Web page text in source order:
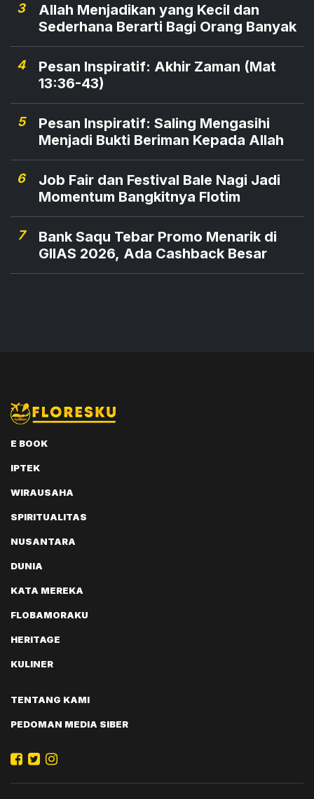
3
Allah Menjadikan yang Kecil dan
Sederhana Berarti Bagi Orang Banyak
4
Pesan Inspiratif: Akhir Zaman (Mat
13:36-43)
5
Pesan Inspiratif: Saling Mengasihi
Menjadi Bukti Beriman Kepada Allah
6
Job Fair dan Festival Bale Nagi Jadi
Momentum Bangkitnya Flotim
7
Bank Saqu Tebar Promo Menarik di
GIIAS 2026, Ada Cashback Besar
E BOOK
IPTEK
WIRAUSAHA
SPIRITUALITAS
NUSANTARA
DUNIA
KATA MEREKA
FLOBAMORAKU
HERITAGE
KULINER
TENTANG KAMI
PEDOMAN MEDIA SIBER